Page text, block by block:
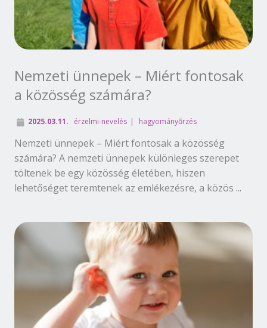
Nemzeti ünnepek – Miért fontosak
a közösség számára?
2025.03.11. érzelmi-nevelés hagyományőrzés
Nemzeti ünnepek – Miért fontosak a közösség
számára? A nemzeti ünnepek különleges szerepet
töltenek be egy közösség életében, hiszen
lehetőséget teremtenek az emlékezésre, a közös ...